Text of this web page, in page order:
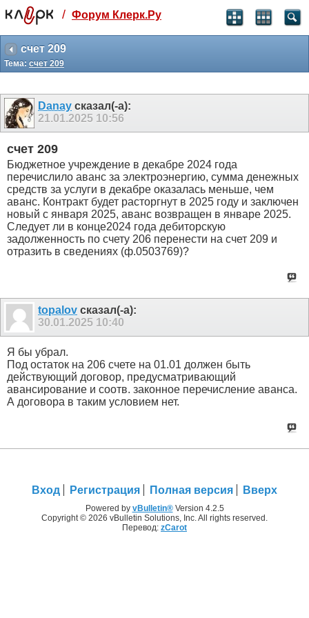
Святые угодники, Клерк без рекламы
прекрасен:)
месяц
3 месяца
259 ₽
-10%
499 ₽
-15%
Отмена Оплатить
/ Форум Клерк.Ру
счет 209
Тема: счет 209
Danay сказал(-а):
21.01.2025 10:56
счет 209
Бюджетное учреждение в декабре 2024 года
перечислило аванс за электроэнергию, сумма денежных
средств за услуги в декабре оказалась меньше, чем
аванс. Контракт будет расторгнут в 2025 году и заключен
новый с января 2025, аванс возвращен в январе 2025.
Следует ли в конце2024 года дебиторскую
задолженность по счету 206 перенести на счет 209 и
отразить в сведениях (ф.0503769)?
topalov сказал(-а):
30.01.2025 10:40
Я бы убрал.
Под остаток на 206 счете на 01.01 должен быть
действующий договор, предусматривающий
авансирование и соотв. законное перечисление аванса.
А договора в таким условием нет.
Вход Регистрация Полная версия Вверх
Powered by vBulletin®Version 4.2.5
Copyright © 2026 vBulletin Solutions, Inc. All rights reserved.
Перевод: zCarot